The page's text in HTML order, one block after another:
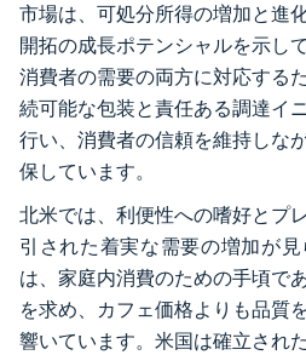
市場は、可処分所得の増加と進
開拓の成長ポテンシャルを示し
消費者の需要の両方に対応する
続可能な包装と責任ある調達イ
行い、消費者の信頼を維持しな
保しています。
北米では、利便性への嗜好とプ
引された着実な需要の増加が
は、家庭内消費のための手頃で
を求め、カフェ価格よりも品質
響いています。米国は確立され